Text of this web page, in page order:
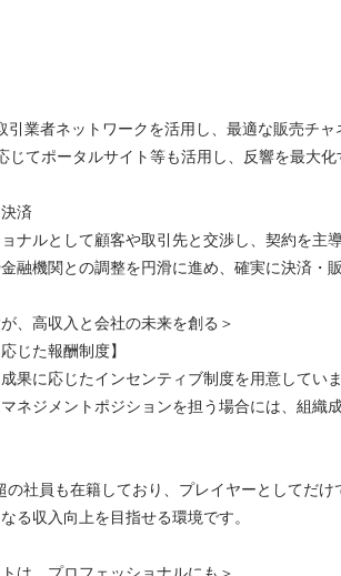
業者ネットワークを活用し、最適な販売チャ
てポータルサイト等も活用し、反響を最大化
済
ナルとして顧客や取引先と交渉し、契約を主導
融機関との調整を円滑に進め、確実に決済・販
、高収入と会社の未来を創る＞
じた報酬制度】
果に応じたインセンティブ制度を用意していま
ネジメントポジションを担う場合には、組織
社員も在籍しており、プレイヤーとしてだけ
る収入向上を目指せる環境です。
は、プロフェッショナルにも＞